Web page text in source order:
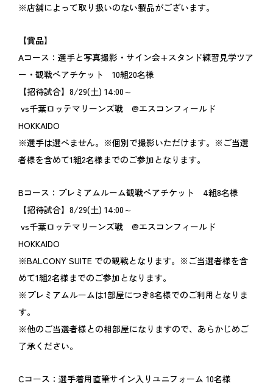
※店舗によって取り扱いのない製品がございます。
【賞品】
Aコース：選手と写真撮影・サイン会+スタンド練習見学ツア
ー・観戦ペアチケット 10組20名様
【招待試合】8/29(土) 14:00～
vs千葉ロッテマリーンズ戦 @エスコンフィールド
HOKKAIDO
※選手は選べません。※個別で撮影いただけます。※ご当選
者様を含めて1組2名様までのご参加となります。
Bコース：プレミアムルーム観戦ペアチケット 4組8名様
【招待試合】8/29(土) 14:00～
vs千葉ロッテマリーンズ戦 @エスコンフィールド
HOKKAIDO
※BALCONY SUITE での観戦となります。※ご当選者様を含
めて1組2名様までのご参加となります。
※プレミアムルームは1部屋につき8名様でのご利用となりま
す。
※他のご当選者様との相部屋になりますので、あらかじめご
了承ください。
Cコース：選手着用直筆サイン入りユニフォーム 10名様